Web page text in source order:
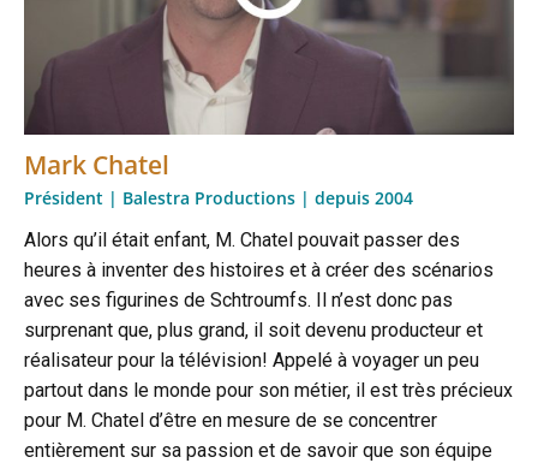
Mark Chatel
Président | Balestra Productions | depuis 2004
Alors qu’il était enfant, M. Chatel pouvait passer des
heures à inventer des histoires et à créer des scénarios
avec ses figurines de Schtroumfs. Il n’est donc pas
surprenant que, plus grand, il soit devenu producteur et
réalisateur pour la télévision! Appelé à voyager un peu
partout dans le monde pour son métier, il est très précieux
pour M. Chatel d’être en mesure de se concentrer
entièrement sur sa passion et de savoir que son équipe